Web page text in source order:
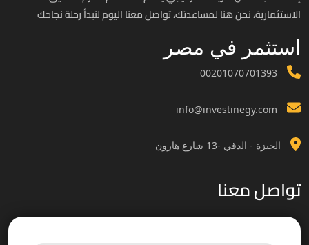
الاستثمارية، نحن هنا لمساعدتك، تواصل معنا اليوم لنبدأ رحلة نجاحك
استثمر في مصر
00201070701393
info@investinegy.com
الجيزة - الدقي -13 شارع هارون
تواصل معنا